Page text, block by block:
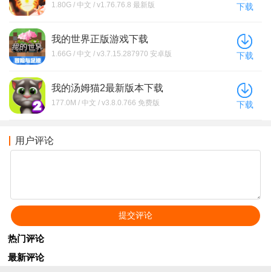
1.80G / 中文 / v1.76.76.8 最新版 下载
我的世界正版游戏下载
1.66G / 中文 / v3.7.15.287970 安卓版 下载
我的汤姆猫2最新版本下载
177.0M / 中文 / v3.8.0.766 免费版 下载
用户评论
热门评论
最新评论